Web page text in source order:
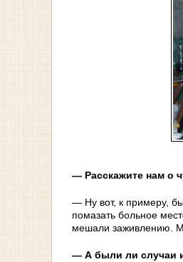
— Расскажите нам о
— Ну вот, к примеру,
помазать больное
мешали заживлению.
— А были ли случаи